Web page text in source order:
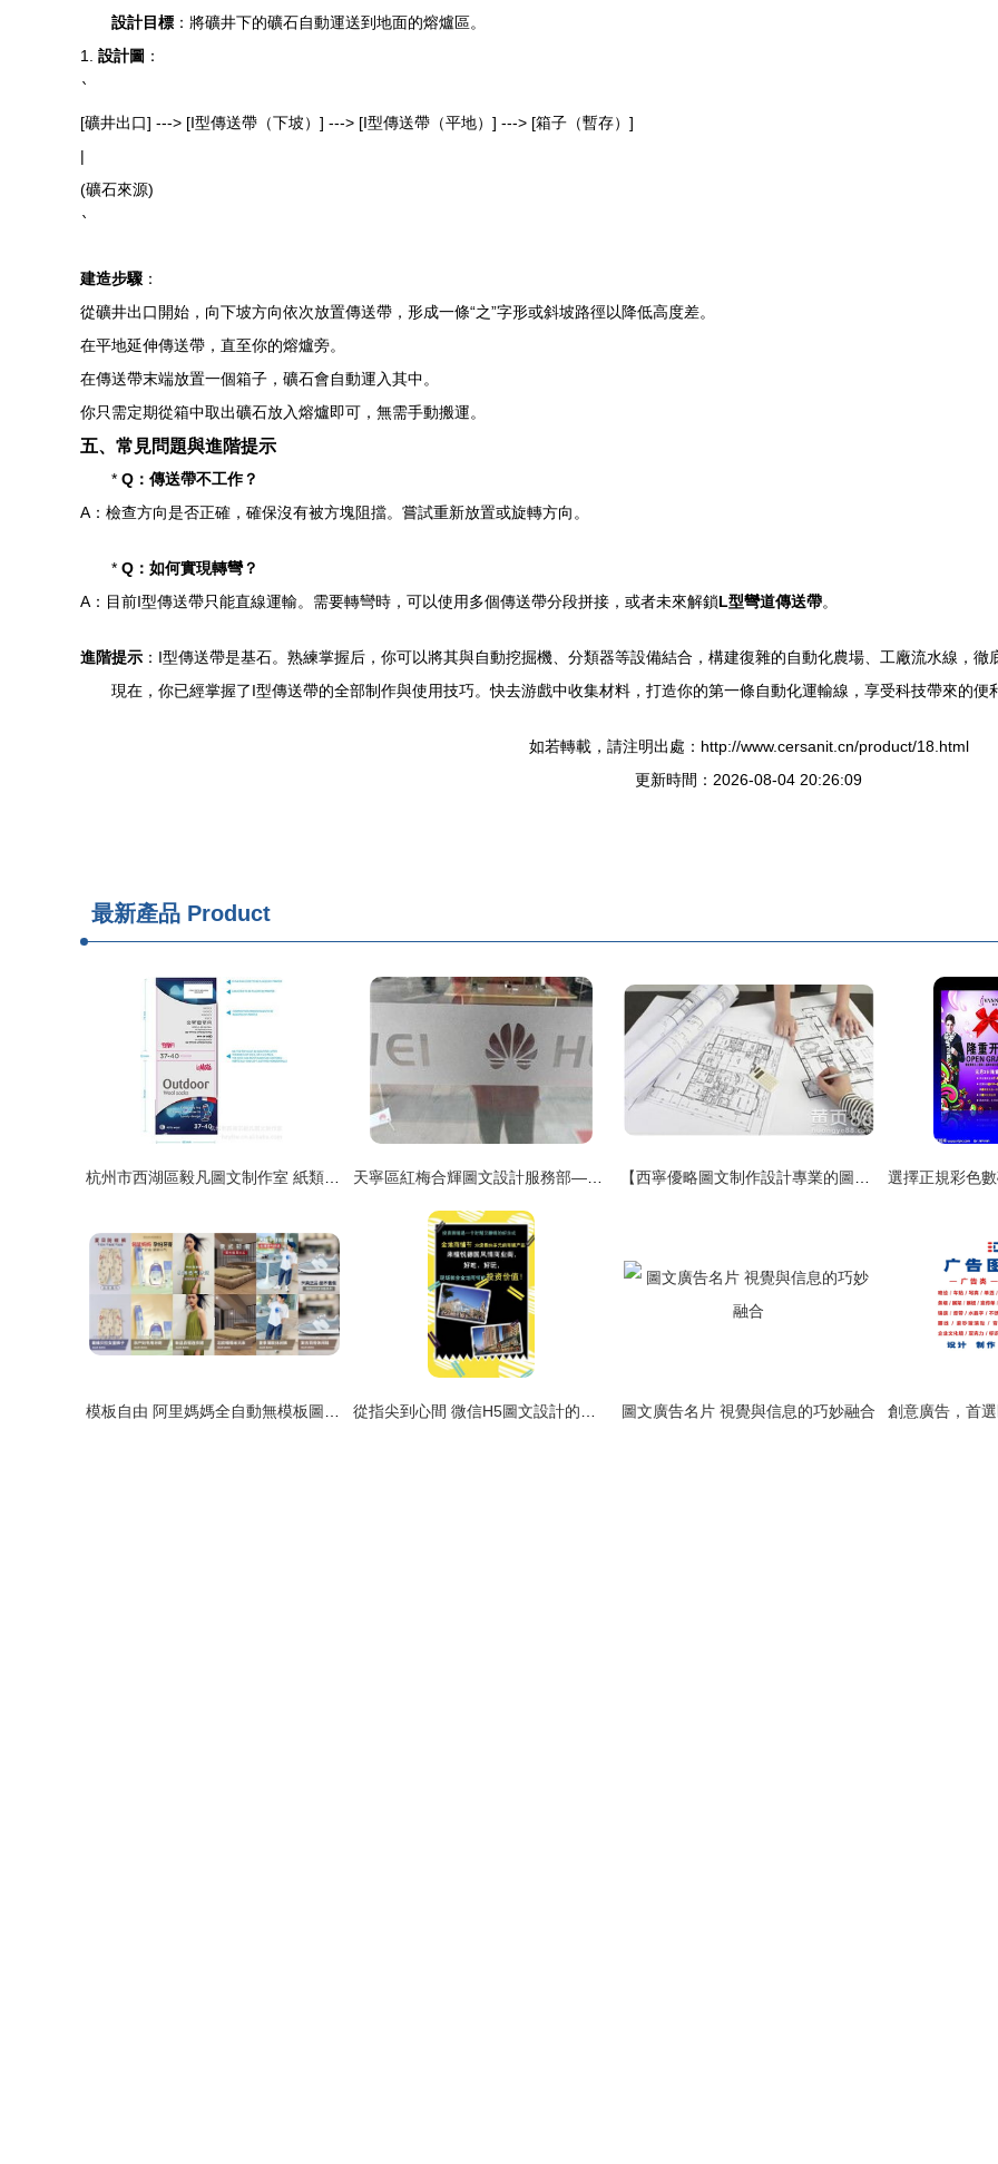
設計目標 ：將礦井下的礦石自動運送到地面的熔爐區。
1. 設計圖 ：
`
[礦井出口] ---> [I型傳送帶（下坡）] ---> [I型傳送帶（平地）] ---> [箱子（暫存）]
|
(礦石來源)
`
建造步驟 ：
從礦井出口開始，向下坡方向依次放置傳送帶，形成一條“之”字形或斜坡路徑以降低高度差。
在平地延伸傳送帶，直至你的熔爐旁。
在傳送帶末端放置一個箱子，礦石會自動運入其中。
你只需定期從箱中取出礦石放入熔爐即可，無需手動搬運。
五、常見問題與進階提示
* Q：傳送帶不工作？
A：檢查方向是否正確，確保沒有被方塊阻擋。嘗試重新放置或旋轉方向。
* Q：如何實現轉彎？
A：目前I型傳送帶只能直線運輸。需要轉彎時，可以使用多個傳送帶分段拼接，或者未來解鎖L型彎道傳送帶。
進階提示 ：I型傳送帶是基石。熟練掌握后，你可以將其與自動挖掘機、分類器等設備結合，構建復雜的自動化農場、工廠流水線，徹
現在，你已經掌握了I型傳送帶的全部制作與使用技巧。快去游戲中收集材料，打造你的第一條自動化運輸線，享受科技帶來的便
如若轉載，請注明出處：http://www.cersanit.cn/product/18.html
更新時間：2026-08-04 20:26:09
最新產品 Product
圖文廣告名片 視覺與信息的巧妙融合